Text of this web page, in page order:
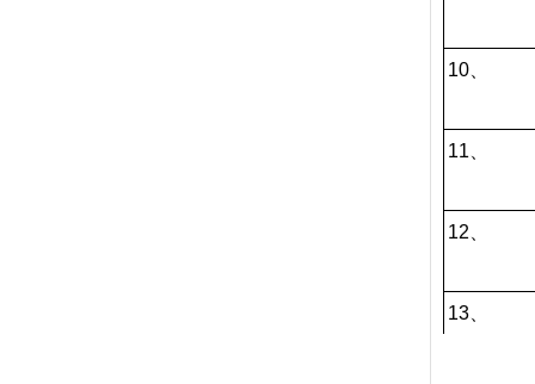
10、
11、
12、
13、